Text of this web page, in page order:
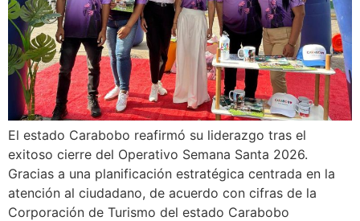
El estado Carabobo reafirmó su liderazgo tras el
exitoso cierre del Operativo Semana Santa 2026.
Gracias a una planificación estratégica centrada en la
atención al ciudadano, de acuerdo con cifras de la
Corporación de Turismo del estado Carabobo